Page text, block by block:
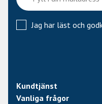
Jag har läst och
Kundtjänst
Vanliga frågor